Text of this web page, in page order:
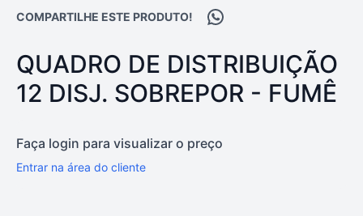
COMPARTILHE ESTE PRODUTO! Compartilhar no
PRODUTO:
QUADRO DE DISTRIBUIÇÃO
12 DISJ. SOBREPOR - FUMÊ
Faça login para visualizar o preço
Entrar na área do cliente